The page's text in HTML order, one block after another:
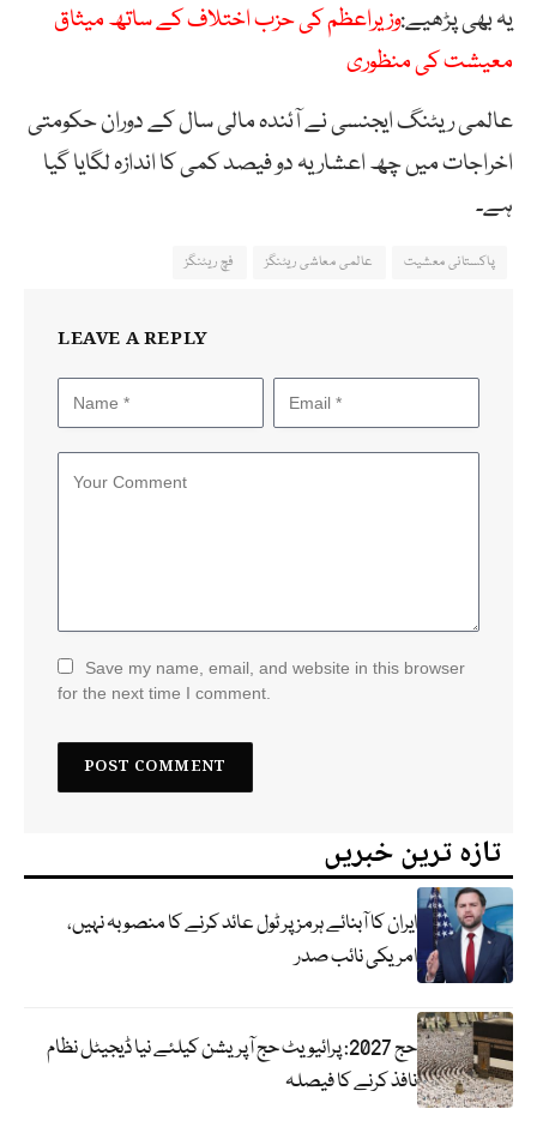
یہ بھی پڑھیے:وزیراعظم کی حزب اختلاف کے ساتھ میثاق
معیشت کی منظوری
عالمی ریٹنگ ایجنسی نے آئندہ مالی سال کے دوران حکومتی
اخراجات میں چھ اعشاریہ دو فیصد کمی کا اندازہ لگایا گیا
ہے۔
پاکستانی معشیت عالمی معاشی ریٹنگز فچ ریٹنگز
LEAVE A REPLY
Save my name, email, and website in this browser
for the next time I comment.
تازہ ترین خبریں
ایران کا آبنائے ہرمز پر ٹول عائد کرنے کا منصوبہ نہیں،
امریکی نائب صدر
حج 2027: پرائیویٹ حج آپریشن کیلئے نیا ڈیجیٹل نظام
نافذ کرنے کا فیصلہ